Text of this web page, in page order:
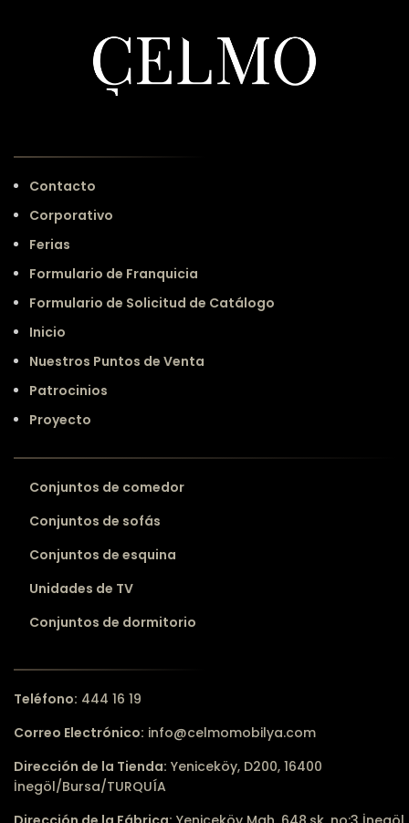
Contacto
Corporativo
Ferias
Formulario de Franquicia
Formulario de Solicitud de Catálogo
Inicio
Nuestros Puntos de Venta
Patrocinios
Proyecto
Conjuntos de comedor
Conjuntos de sofás
Conjuntos de esquina
Unidades de TV
Conjuntos de dormitorio
Teléfono: 444 16 19
Correo Electrónico: info@celmomobilya.com
Dirección de la Tienda: Yeniceköy, D200, 16400
İnegöl/Bursa/TURQUÍA